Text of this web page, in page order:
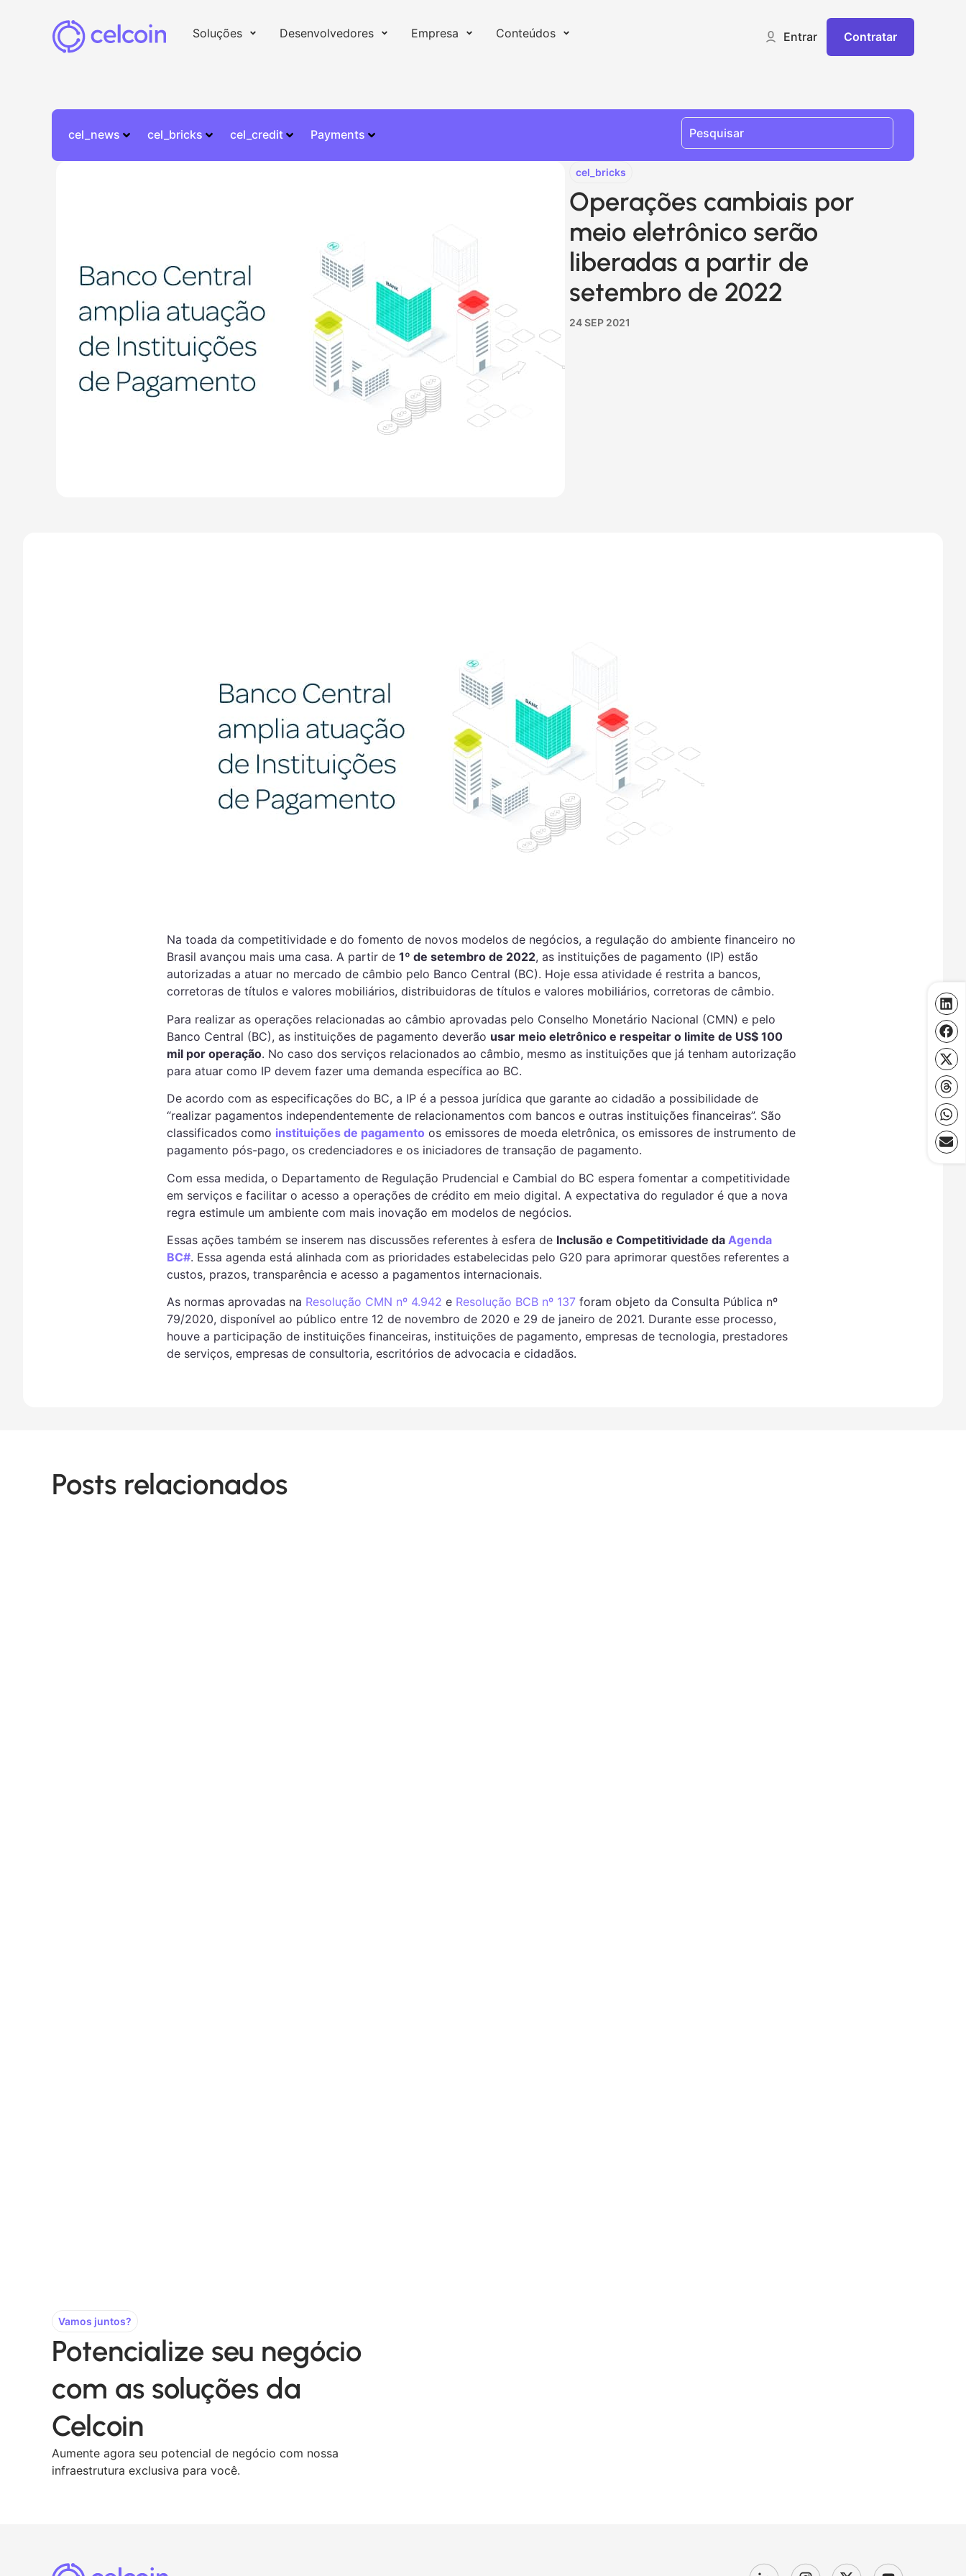
Soluções Desenvolvedores Empresa Conteúdos Entrar Contratar
cel_news cel_bricks cel_credit Payments
cel_bricks
Operações cambiais por
meio eletrônico serão
liberadas a partir de
setembro de 2022
24 SEP 2021
Na toada da competitividade e do fomento de novos modelos de negócios, a regulação do ambiente financeiro no
Brasil avançou mais uma casa. A partir de 1º de setembro de 2022, as instituições de pagamento (IP) estão
autorizadas a atuar no mercado de câmbio pelo Banco Central (BC). Hoje essa atividade é restrita a bancos,
corretoras de títulos e valores mobiliários, distribuidoras de títulos e valores mobiliários, corretoras de câmbio.
Para realizar as operações relacionadas ao câmbio aprovadas pelo Conselho Monetário Nacional (CMN) e pelo
Banco Central (BC), as instituições de pagamento deverão usar meio eletrônico e respeitar o limite de US$ 100
mil por operação. No caso dos serviços relacionados ao câmbio, mesmo as instituições que já tenham autorização
para atuar como IP devem fazer uma demanda específica ao BC.
De acordo com as especificações do BC, a IP é a pessoa jurídica que garante ao cidadão a possibilidade de
“realizar pagamentos independentemente de relacionamentos com bancos e outras instituições financeiras”. São
classificados como instituições de pagamento os emissores de moeda eletrônica, os emissores de instrumento de
pagamento pós-pago, os credenciadores e os iniciadores de transação de pagamento.
Com essa medida, o Departamento de Regulação Prudencial e Cambial do BC espera fomentar a competitividade
em serviços e facilitar o acesso a operações de crédito em meio digital. A expectativa do regulador é que a nova
regra estimule um ambiente com mais inovação em modelos de negócios.
Essas ações também se inserem nas discussões referentes à esfera de Inclusão e Competitividade da Agenda
BC#. Essa agenda está alinhada com as prioridades estabelecidas pelo G20 para aprimorar questões referentes a
custos, prazos, transparência e acesso a pagamentos internacionais.
As normas aprovadas na Resolução CMN nº 4.942 e Resolução BCB nº 137 foram objeto da Consulta Pública nº
79/2020, disponível ao público entre 12 de novembro de 2020 e 29 de janeiro de 2021. Durante esse processo,
houve a participação de instituições financeiras, instituições de pagamento, empresas de tecnologia, prestadores
de serviços, empresas de consultoria, escritórios de advocacia e cidadãos.
Posts relacionados
Vamos juntos?
Potencialize seu negócio
com as soluções da
Celcoin
Aumente agora seu potencial de negócio com nossa
infraestrutura exclusiva para você.